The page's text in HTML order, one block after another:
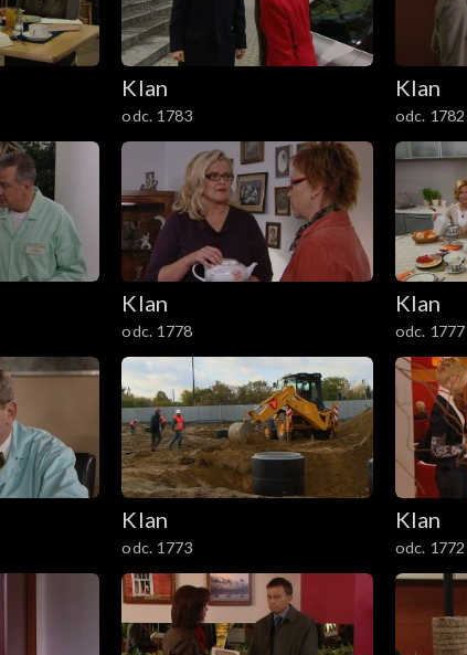
Klan
odc. 1783
Klan
odc. 1782
Klan
odc. 1778
Klan
odc. 1777
Klan
odc. 1773
Klan
odc. 1772